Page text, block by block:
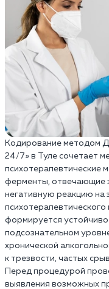
Кодирование методом
24/7» в Туле сочетает
психотерапевтические
ферменты, отвечающие
негативную реакцию на
формируется
подсознательном
хронической
к трезвости, частых
Перед процедурой
выявления возможных